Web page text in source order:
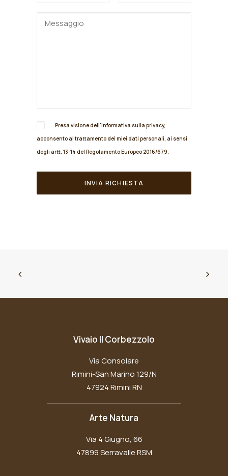
Presa visione dell'informativa sulla privacy,
acconsento al trattamento dei miei dati personali, ai sensi
degli artt. 13-14 del Regolamento Europeo 2016/679.
Vivaio Il Corbezzolo
Via Consolare
Rimini-San Marino 129/N
47924 Rimini RN
Arte Natura
Via 4 Giugno, 66
47899 Serravalle RSM